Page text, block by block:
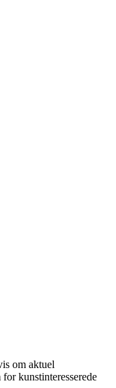
om aktuel
kunstinteresserede